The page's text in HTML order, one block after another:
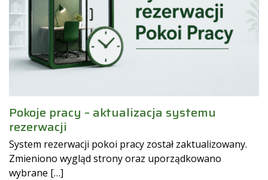
Pokoje pracy – aktualizacja systemu
rezerwacji
System rezerwacji pokoi pracy został zaktualizowany.
Zmieniono wygląd strony oraz uporządkowano
wybrane […]